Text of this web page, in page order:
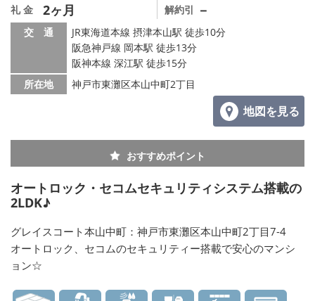
礼 金 2ヶ月 解約引 －
交 通
JR東海道本線 摂津本山駅 徒歩10分
阪急神戸線 岡本駅 徒歩13分
阪神本線 深江駅 徒歩15分
所在地
神戸市東灘区本山中町2丁目
地図を見る
おすすめポイント
オートロック・セコムセキュリティシステム搭載の
2LDK♪
グレイスコート本山中町：神戸市東灘区本山中町2丁目7-4
オートロック、セコムのセキュリティー搭載で安心のマンシ
ョン☆